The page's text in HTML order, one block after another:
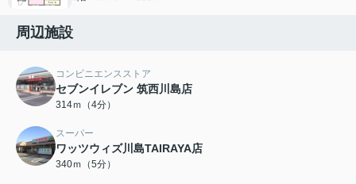
周辺施設
コンビニエンスストア
セブンイレブン 筑西川島店
314ｍ（4分）
スーパー
ワッツウィズ川島TAIRAYA店
340ｍ（5分）